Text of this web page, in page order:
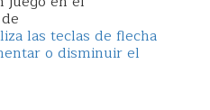
las teclas de flecha
o disminuir el